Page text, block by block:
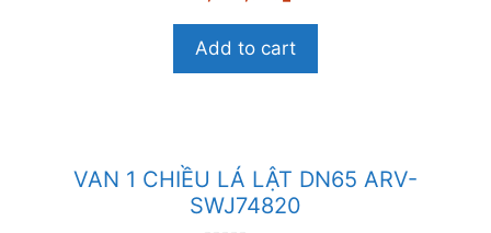
à
5
Add to cart
VAN 1 CHIỀU LÁ LẬT DN65 ARV-
SWJ74820